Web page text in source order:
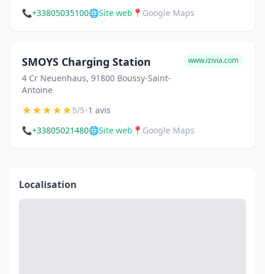
📞+33805035100🌐Site web 📍 Google Maps
SMOYS Charging Station
4 Cr Neuenhaus, 91800 Boussy-Saint-
Antoine
www.izivia.com
★★★★★5/5•1 avis
📞+33805021480🌐Site web 📍 Google Maps
Localisation